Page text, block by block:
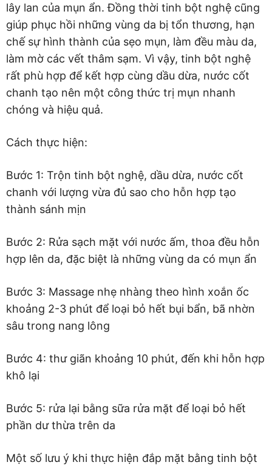
lây lan của mụn ẩn. Đồng thời tinh bột nghệ cũng
giúp phục hồi những vùng da bị tổn thương, hạn
chế sự hình thành của sẹo mụn, làm đều màu da,
làm mờ các vết thâm sạm. Vì vậy, tinh bột nghệ
rất phù hợp để kết hợp cùng dầu dừa, nước cốt
chanh tạo nên một công thức trị mụn nhanh
chóng và hiệu quả.
Cách thực hiện:
Bước 1: Trộn tinh bột nghệ, dầu dừa, nước cốt
chanh với lượng vừa đủ sao cho hỗn hợp tạo
thành sánh mịn
Bước 2: Rửa sạch mặt với nước ấm, thoa đều hỗn
hợp lên da, đặc biệt là những vùng da có mụn ẩn
Bước 3: Massage nhẹ nhàng theo hình xoắn ốc
khoảng 2-3 phút để loại bỏ hết bụi bẩn, bã nhờn
sâu trong nang lông
Bước 4: thư giãn khoảng 10 phút, đến khi hỗn hợp
khô lại
Bước 5: rửa lại bằng sữa rửa mặt để loại bỏ hết
phần dư thừa trên da
Một số lưu ý khi thực hiện đắp mặt bằng tinh bột